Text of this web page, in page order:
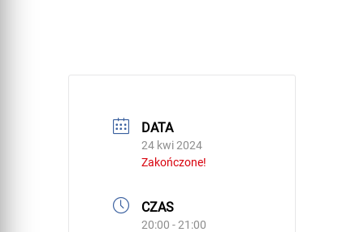
DATA
24 kwi 2024
Zakończone!
CZAS
20:00 - 21:00